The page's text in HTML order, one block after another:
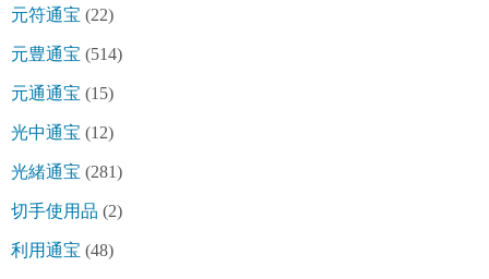
元符通宝 (22)
元豊通宝 (514)
元通通宝 (15)
光中通宝 (12)
光緒通宝 (281)
切手使用品 (2)
利用通宝 (48)